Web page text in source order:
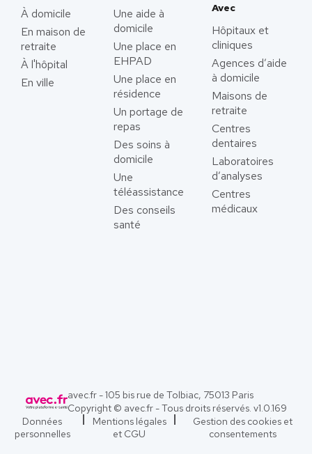
À domicile
En maison de
retraite
À l'hôpital
En ville
Une aide à
domicile
Une place en
EHPAD
Une place en
résidence
Un portage de
repas
Des soins à
domicile
Une
téléassistance
Des conseils
santé
Avec
Hôpitaux et
cliniques
Agences d’aide
à domicile
Maisons de
retraite
Centres
dentaires
Laboratoires
d’analyses
Centres
médicaux
avec.fr - 105 bis rue de Tolbiac, 75013 Paris
Copyright © avec.fr - Tous droits réservés. v1.0.169
Données
personnelles
Mentions légales
et CGU
Gestion des cookies et
consentements